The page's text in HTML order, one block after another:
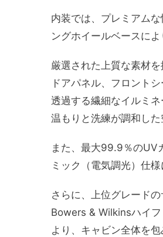
内装では、プレミアム
ングホイールベースに
厳選された上質な素材
ドアパネル、フロント
透過する繊細なイルミ
温もりと洗練が調和した
また、最大99.9％のUV
ミック（電気調光）仕
さらに、上位グレード
Bowers & Wilkinsハイ
より、キャビン全体を